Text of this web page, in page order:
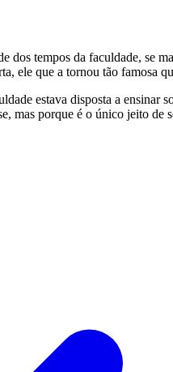
tempos da faculdade, se
ele que a tornou tão famosa
estava disposta a ensinar
mas porque é o único jeito de